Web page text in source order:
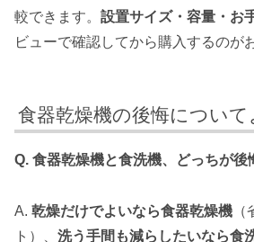
較できます。 設置サイズ・容量・お
ビューで確認してから購入するのが
食器乾燥機の後悔について
Q. 食器乾燥機と食洗機、どっちが後
A. 乾燥だけでよいなら食器乾燥機
ト）、 洗う手間も減らしたいなら食